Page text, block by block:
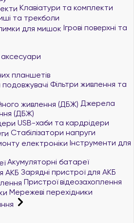
Клавіатури та комплекти
та трекболи
Ігрові поверхні та
планшетів
Фільтри живлення та
Джерела
(ДБЖ)
USB-хаби та кардрідери
Стабілізатори напруги
Інструменти для
Акумуляторні батареї
Зарядні пристрої для АКБ
Пристрої відеозахоплення
Мережеві перехідники